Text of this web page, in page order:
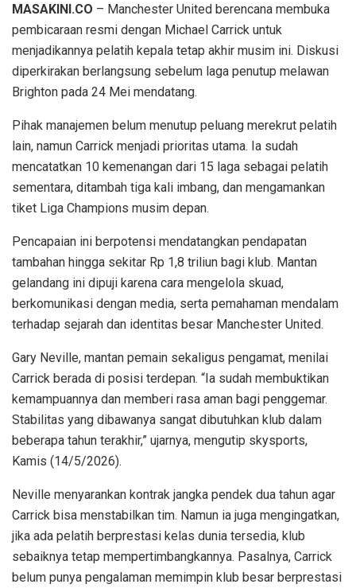
MASAKINI.CO – Manchester United berencana membuka
pembicaraan resmi dengan Michael Carrick untuk
menjadikannya pelatih kepala tetap akhir musim ini. Diskusi
diperkirakan berlangsung sebelum laga penutup melawan
Brighton pada 24 Mei mendatang.
Pihak manajemen belum menutup peluang merekrut pelatih
lain, namun Carrick menjadi prioritas utama. Ia sudah
mencatatkan 10 kemenangan dari 15 laga sebagai pelatih
sementara, ditambah tiga kali imbang, dan mengamankan
tiket Liga Champions musim depan.
Pencapaian ini berpotensi mendatangkan pendapatan
tambahan hingga sekitar Rp 1,8 triliun bagi klub. Mantan
gelandang ini dipuji karena cara mengelola skuad,
berkomunikasi dengan media, serta pemahaman mendalam
terhadap sejarah dan identitas besar Manchester United.
Gary Neville, mantan pemain sekaligus pengamat, menilai
Carrick berada di posisi terdepan. “Ia sudah membuktikan
kemampuannya dan memberi rasa aman bagi penggemar.
Stabilitas yang dibawanya sangat dibutuhkan klub dalam
beberapa tahun terakhir,” ujarnya, mengutip skysports,
Kamis (14/5/2026).
Neville menyarankan kontrak jangka pendek dua tahun agar
Carrick bisa menstabilkan tim. Namun ia juga mengingatkan,
jika ada pelatih berprestasi kelas dunia tersedia, klub
sebaiknya tetap mempertimbangkannya. Pasalnya, Carrick
belum punya pengalaman memimpin klub besar berprestasi